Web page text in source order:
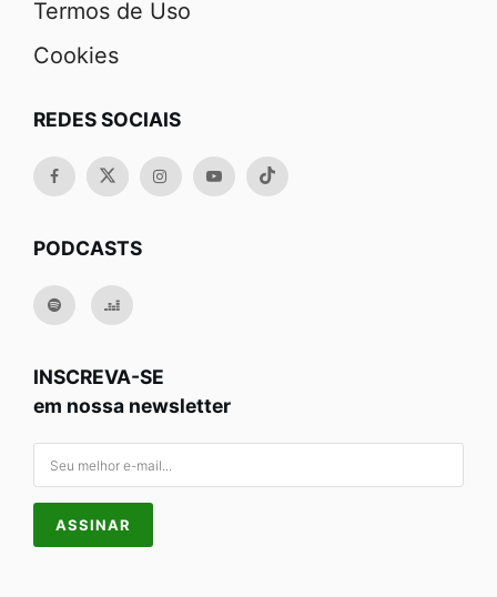
Termos de Uso
Cookies
REDES SOCIAIS
PODCASTS
INSCREVA-SE
em nossa newsletter